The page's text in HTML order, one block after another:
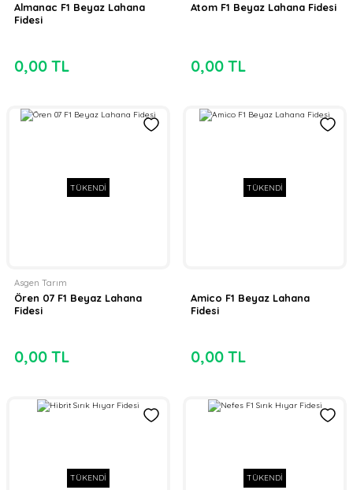
Almanac F1 Beyaz Lahana
Fidesi
0,00 TL
Atom F1 Beyaz Lahana Fidesi
0,00 TL
TÜKENDİ
Asgen Tarım
Ören 07 F1 Beyaz Lahana
Fidesi
0,00 TL
TÜKENDİ
Amico F1 Beyaz Lahana
Fidesi
0,00 TL
TÜKENDİ TÜKENDİ